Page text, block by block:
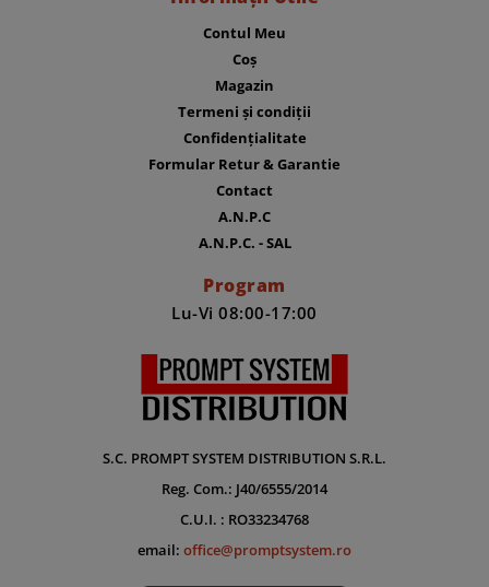
Contul Meu
Coș
Magazin
Termeni și condiții
Confidențialitate
Formular Retur & Garantie
Contact
A.N.P.C
A.N.P.C. - SAL
Program
Lu-Vi 08:00-17:00
S.C. PROMPT SYSTEM DISTRIBUTION S.R.L.
Reg. Com.: J40/6555/2014
C.U.I. : RO33234768
email: office@promptsystem.ro